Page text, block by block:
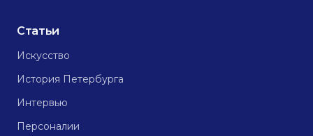
Статьи
Искусство
История Петербурга
Интервью
Персоналии